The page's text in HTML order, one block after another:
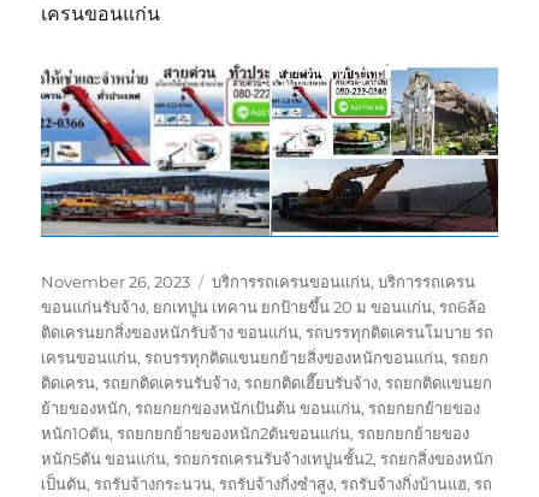
เครนขอนแก่น
Posted
on
November 26, 2023 Tags
บริการรถเครนขอนแก่น,บริการรถเครน
ขอนแก่นรับจ้าง, ยกเทปูน เทคาน ยกป้ายขึ้น 20 ม ขอนแก่น,รถ6ล้อ
ติดเครนยกสิ่งของหนักรับจ้าง ขอนแก่น,รถบรรทุกติดเครนโมบาย รถ
เครนขอนแก่น,รถบรรทุกติดแขนยกย้ายสิ่งของหนักขอนแก่น,รถยก
ติดเครน,รถยกติดเครนรับจ้าง,รถยกติดเฮี๊ยบรับจ้าง,รถยกติดแขนยก
ย้ายของหนัก,รถยกยกของหนักเป้นต้น ขอนแก่น,รถยกยกย้ายของ
หนัก10ตัน,รถยกยกย้ายของหนัก2ตันขอนแก่น,รถยกยกย้ายของ
หนัก5ตัน ขอนแก่น,รถยกรถเครนรับจ้างเทปูนชั้น2,รถยกสิ่งของหนัก
เป็นตัน,รถรับจ้างกระนวน,รถรับจ้างกิ่งซำสูง,รถรับจ้างกิ่งบ้านแฮ,รถ